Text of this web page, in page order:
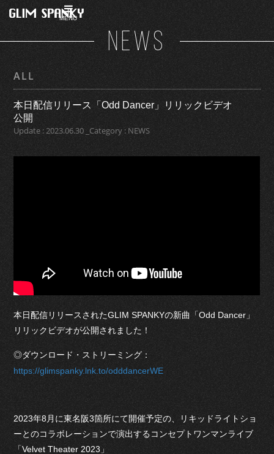
MENU
NEWS
ALL
本日配信リリース「Odd Dancer」リリックビデオ
公開
Update : 2023.06.30 _Category : NEWS
本日配信リリースされたGLIM SPANKYの新曲「Odd Dancer」
リリックビデオが公開されました！
◎ダウンロード・ストリーミング：
https://glimspanky.lnk.to/odddancerWE
2023年8月に東名阪3箇所にて開催予定の、リキッドライトショ
ーとのコラボレーションで演出するコンセプトワンマンライブ
「Velvet Theater 2023」